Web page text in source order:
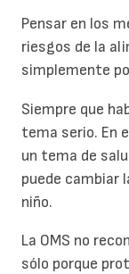
Pensar en los
riesgos de la
simplemente
Siempre que
tema serio. En
un tema de
puede cambiar
niño.
La OMS no
sólo porque